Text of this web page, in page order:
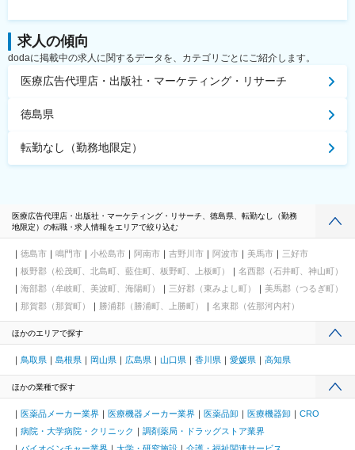
求人の傾向
dodaに掲載中の求人に関するデータを、カテゴリごとにご紹介します。
医療広告代理店・出版社・マーケティング・リサーチ
徳島県
転勤なし（勤務地限定）
医療広告代理店・出版社・マーケティング・リサーチ、徳島県、転勤なし（勤務
地限定）の転職・求人情報をエリアで絞り込む
徳島市 鳴門市 小松島市 阿南市 吉野川市 阿波市 美馬市
三好市
板野郡（松茂町、北島町、藍住町、板野町、上板町）
名西郡（石井町、神山町）
海部郡（牟岐町、美波町、海陽町）
三好郡（東みよし町）
美馬郡（つるぎ町）
那賀郡（那賀町）
勝浦郡（勝浦町、上勝町） 名東郡（佐那河内村）
ほかのエリアで探す
鳥取県 島根県 岡山県 広島県 山口県 香川県 愛媛県 高知県
ほかの業種で探す
医薬品メーカー業界 医療機器メーカー業界 医薬品卸 医療機器卸
CRO
病院・大学病院・クリニック
調剤薬局・ドラッグストア業界